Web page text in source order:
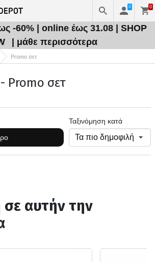
0 0
-60% | online έως 31.08 | SHOP
| μάθε περισσότερα
Promo σετ
Promo σετ
Ταξινόμηση κατά
αυτήν την